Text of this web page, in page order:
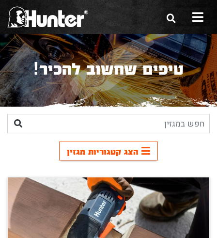
הסיפור שלנו
הכלים שלנו
תערוכות
משווקים
שירות ואחריות
צור קשר
טיפים שחשוב להכיר!
הצג קטגוריות מגזין